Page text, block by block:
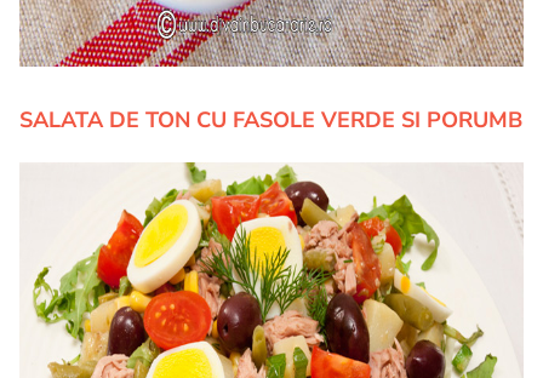
SALATA DE TON CU FASOLE VERDE SI PORUMB